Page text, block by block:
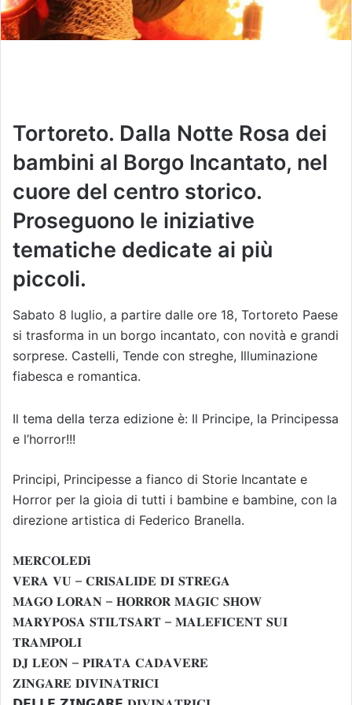
Tortoreto. Dalla Notte Rosa dei
bambini al Borgo Incantato, nel
cuore del centro storico.
Proseguono le iniziative
tematiche dedicate ai più
piccoli.
Sabato 8 luglio, a partire dalle ore 18, Tortoreto Paese
si trasforma in un borgo incantato, con novità e grandi
sorprese. Castelli, Tende con streghe, Illuminazione
fiabesca e romantica.
Il tema della terza edizione è: Il Principe, la Principessa
e l’horror!!!
Principi, Principesse a fianco di Storie Incantate e
Horror per la gioia di tutti i bambine e bambine, con la
direzione artistica di Federico Branella.
𝐌𝐄𝐑𝐂𝐎𝐋𝐄𝐃𝐢̀
𝐕𝐄𝐑𝐀 𝐕𝐔 – 𝐂𝐑𝐈𝐒𝐀𝐋𝐈𝐃𝐄 𝐃𝐈 𝐒𝐓𝐑𝐄𝐆𝐀
𝐌𝐀𝐆𝐎 𝐋𝐎𝐑𝐀𝐍 – 𝐇𝐎𝐑𝐑𝐎𝐑 𝐌𝐀𝐆𝐈𝐂 𝐒𝐇𝐎𝐖
𝐌𝐀𝐑𝐘𝐏𝐎𝐒𝐀 𝐒𝐓𝐈𝐋𝐓𝐒𝐀𝐑𝐓 – 𝐌𝐀𝐋𝐄𝐅𝐈𝐂𝐄𝐍𝐓 𝐒𝐔𝐈
𝐓𝐑𝐀𝐌𝐏𝐎𝐋𝐈
𝐃𝐉 𝐋𝐄𝐎𝐍 – 𝐏𝐈𝐑𝐀𝐓𝐀 𝐂𝐀𝐃𝐀𝐕𝐄𝐑𝐄
𝐙𝐈𝐍𝐆𝐀𝐑𝐄 𝐃𝐈𝐕𝐈𝐍𝐀𝐓𝐑𝐈𝐂𝐈